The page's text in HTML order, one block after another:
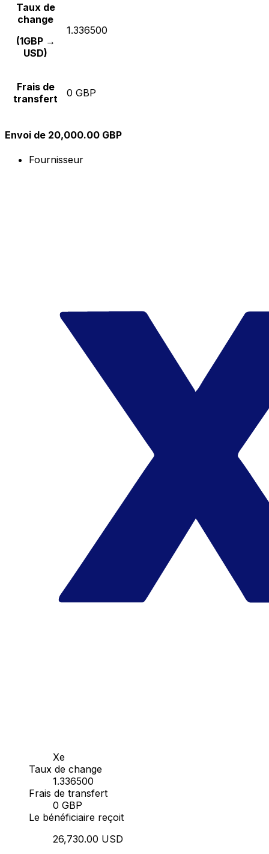
Taux de
change
(1GBP →
USD)
1.336500
Frais de
transfert
0 GBP
Envoi de 20,000.00 GBP
Fournisseur
Xe
Taux de change
1.336500
Frais de transfert
0 GBP
Le bénéficiaire reçoit
26,730.00 USD